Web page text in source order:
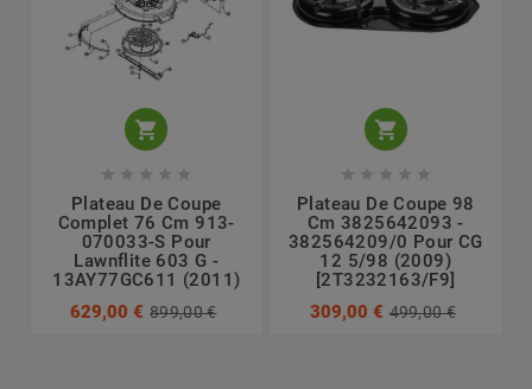

    
Plateau De Coupe
Complet 76 Cm 913-
070033-S Pour
Lawnflite 603 G -
13AY77GC611 (2011)
629,00 € 899,00 €

    
Plateau De Coupe 98
Cm 3825642093 -
382564209/0 Pour CG
12 5/98 (2009)
[2T3232163/F9]
309,00 € 499,00 €